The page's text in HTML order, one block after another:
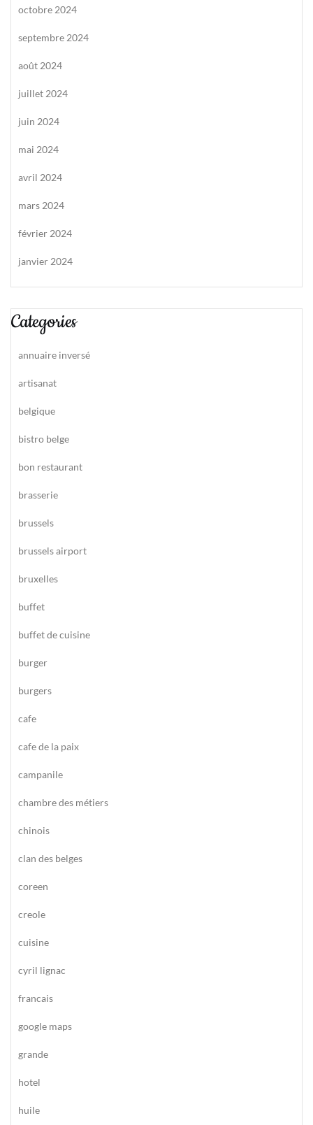
octobre 2024
septembre 2024
août 2024
juillet 2024
juin 2024
mai 2024
avril 2024
mars 2024
février 2024
janvier 2024
Categories
annuaire inversé
artisanat
belgique
bistro belge
bon restaurant
brasserie
brussels
brussels airport
bruxelles
buffet
buffet de cuisine
burger
burgers
cafe
cafe de la paix
campanile
chambre des métiers
chinois
clan des belges
coreen
creole
cuisine
cyril lignac
francais
google maps
grande
hotel
huile